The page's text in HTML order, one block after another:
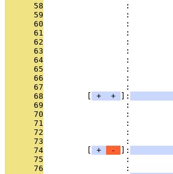
      58
:
      59
:
      60
:
      61
:
      62
:
      63
:
      64
:
      65
:
      66
:
      67
:
      68
+ + ]:
      69
:
      70
:
      71
:
      72
:
      73
:
      74
+ - ]:
      75
:
      76
: